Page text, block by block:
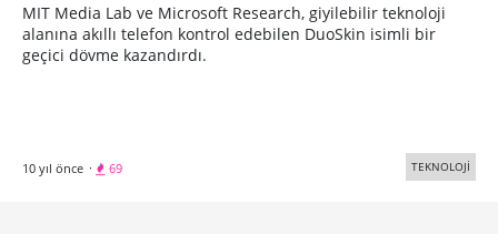
MIT Media Lab ve Microsoft Research, giyilebilir teknoloji
alanına akıllı telefon kontrol edebilen DuoSkin isimli bir
geçici dövme kazandırdı.
10 yıl önce · 69 TEKNOLOJİ